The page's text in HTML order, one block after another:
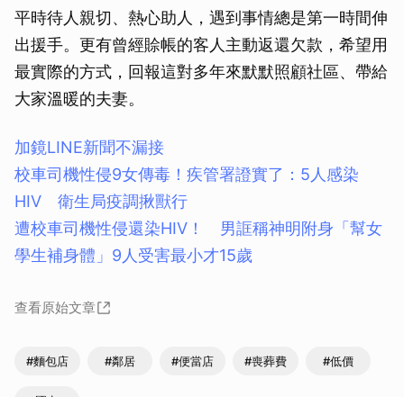
平時待人親切、熱心助人，遇到事情總是第一時間伸
出援手。更有曾經賒帳的客人主動返還欠款，希望用
最實際的方式，回報這對多年來默默照顧社區、帶給
大家溫暖的夫妻。
加鏡LINE新聞不漏接
校車司機性侵9女傳毒！疾管署證實了：5人感染
HIV 衛生局疫調揪獸行
遭校車司機性侵還染HIV！ 男誆稱神明附身「幫女
學生補身體」9人受害最小才15歲
查看原始文章
#麵包店 #鄰居 #便當店 #喪葬費 #低價